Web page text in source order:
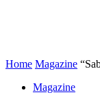
Home Magazine
Magazine